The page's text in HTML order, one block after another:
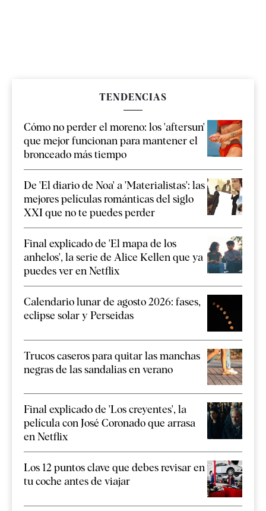
TENDENCIAS
Cómo no perder el moreno: los 'aftersun'
que mejor funcionan para mantener el
bronceado más tiempo
De 'El diario de Noa' a 'Materialistas': las
mejores películas románticas del siglo
XXI que no te puedes perder
Final explicado de 'El mapa de los
anhelos', la serie de Alice Kellen que ya
puedes ver en Netflix
Calendario lunar de agosto 2026: fases,
eclipse solar y Perseidas
Trucos caseros para quitar las manchas
negras de las sandalias en verano
Final explicado de 'Los creyentes', la
película con José Coronado que arrasa
en Netflix
Los 12 puntos clave que debes revisar en
tu coche antes de viajar